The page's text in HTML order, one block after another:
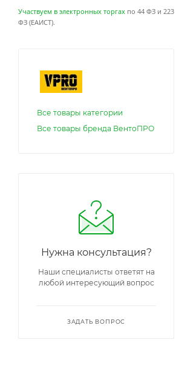
Участвуем в электронных торгах по 44 ФЗ и 223
ФЗ (ЕАИСТ).
Все товары категории
Все товары бренда ВентоПРО
Нужна консультация?
Наши специалисты ответят на
любой интересующий вопрос
ЗАДАТЬ ВОПРОС